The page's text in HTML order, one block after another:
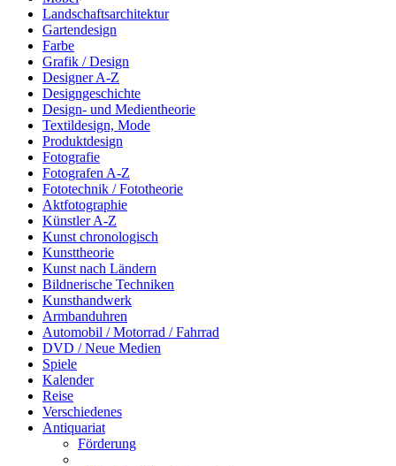
Landschaftsarchitektur
Gartendesign
Farbe
Grafik / Design
Designer A-Z
Designgeschichte
Design- und Medientheorie
Textildesign, Mode
Produktdesign
Fotografie
Fotografen A-Z
Fototechnik / Fototheorie
Aktfotographie
Künstler A-Z
Kunst chronologisch
Kunsttheorie
Kunst nach Ländern
Bildnerische Techniken
Kunsthandwerk
Armbanduhren
Automobil / Motorrad / Fahrrad
DVD / Neue Medien
Spiele
Kalender
Reise
Verschiedenes
Antiquariat
Förderung